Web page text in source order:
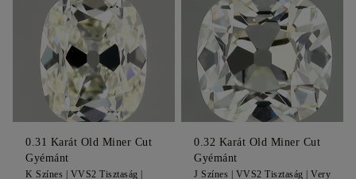
0.31 Karát Old Miner Cut
Gyémánt
K Színes | VVS2 Tisztaság |
0.32 Karát Old Miner Cut
Gyémánt
J Színes | VVS2 Tisztaság | Very